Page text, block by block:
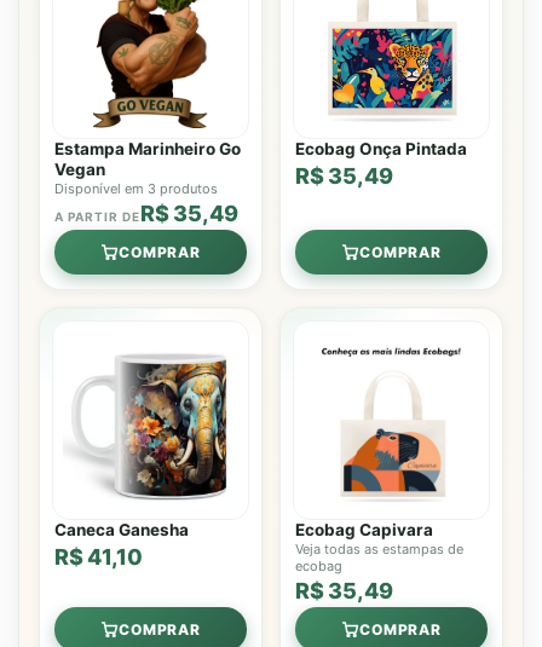
Estampa Marinheiro Go
Vegan
Disponível em 3 produtos
A PARTIR DER$ 35,49
COMPRAR
Ecobag Onça Pintada
R$ 35,49
COMPRAR
Caneca Ganesha
R$ 41,10
COMPRAR
Ecobag Capivara
Veja todas as estampas de
ecobag
R$ 35,49
COMPRAR